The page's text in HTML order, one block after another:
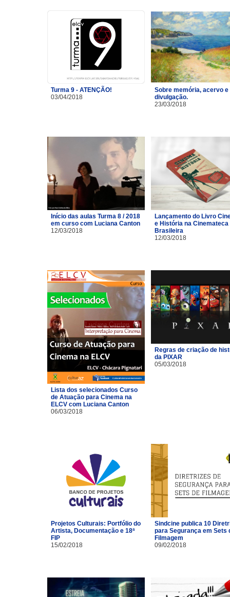
Turma 9 - ATENÇÃO!
03/04/2018
Sobre memória, acervo e
divulgação.
23/03/2018
Início das aulas Turma 8 / 2018
em curso com Luciana Canton
12/03/2018
Lançamento do Livro
e História na Cinemateca
Brasileira
12/03/2018
Lista dos selecionados Curso
de Atuação para Cinema na
ELCV com Luciana Canton
06/03/2018
Regras de criação de
da PIXAR
05/03/2018
Projetos Culturais: Portfólio do
Artista, Documentação e 18ª
FIP
15/02/2018
Sindcine publica 10
para Segurança em Sets
Filmagem
09/02/2018